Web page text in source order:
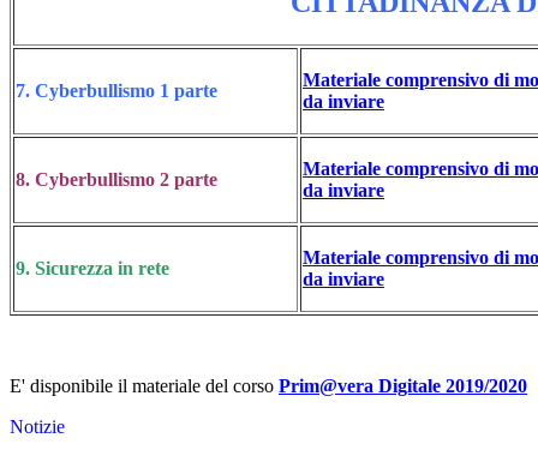
7. Cyberbullismo 1 parte
Materiale comprensivo di
da inviare
8. Cyberbullismo 2 parte
Materiale comprensivo di
da inviare
9. Sicurezza in rete
Materiale comprensivo di
da inviare
E' disponibile il materiale del corso Prim@vera Digitale 2019/2020
Notizie